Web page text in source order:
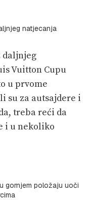
natjecanja
daljnjeg
Vuitton Cupu
u prvome
su za autsajdere i
treba reći da
i u nekoliko
gornjem položaju uoči